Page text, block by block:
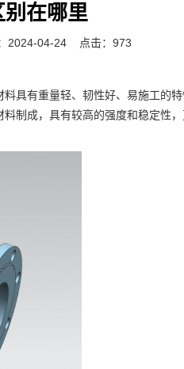
在哪里
2024-04-24 点击：973
具有重量轻、韧性好、易施工的特
制成，具有较高的强度和稳定性